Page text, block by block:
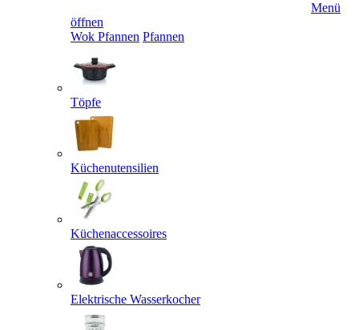
Menü
öffnen
Wok Pfannen Pfannen
Töpfe
Küchenutensilien
Küchenaccessoires
Elektrische Wasserkocher